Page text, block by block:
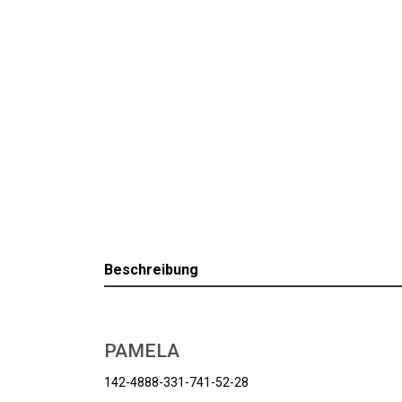
Beschreibung
PAMELA
142-4888-331-741-52-28